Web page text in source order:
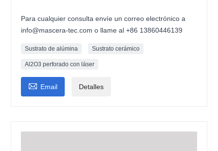
Para cualquier consulta envíe un correo electrónico a
info@mascera-tec.com o llame al +86 13860446139
Sustrato de alúmina Sustrato cerámico
Al2O3 perforado con láser
 Email Detalles